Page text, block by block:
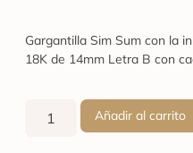
Gargantilla Sim Sum con la
18K de 14mm Letra B con
Añadir al carrito